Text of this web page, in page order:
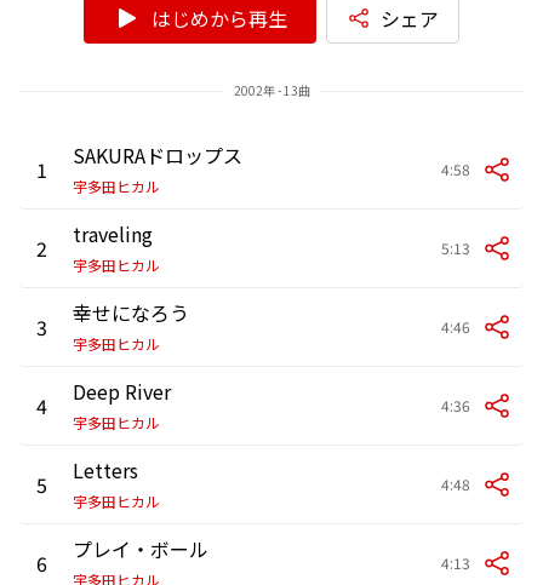
はじめから再生 シェア
2002年 - 13曲
1 SAKURAドロップス
宇多田ヒカル
4:58
2 traveling
宇多田ヒカル
5:13
3 幸せになろう
宇多田ヒカル
4:46
4 Deep River
宇多田ヒカル
4:36
5 Letters
宇多田ヒカル
4:48
6 プレイ・ボール
宇多田ヒカル
4:13